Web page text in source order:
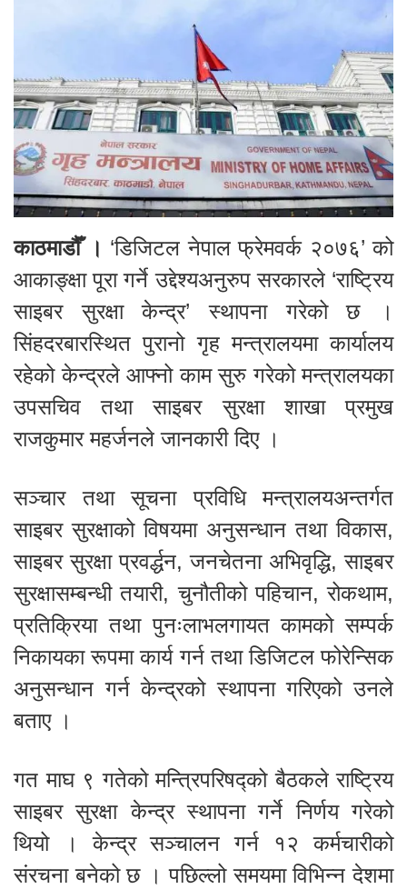
काठमाडौँ । ‘डिजिटल नेपाल फ्रेमवर्क २०७६’ को
आकाङ्क्षा पूरा गर्ने उद्देश्यअनुरुप सरकारले ‘राष्ट्रिय
साइबर सुरक्षा केन्द्र’ स्थापना गरेको छ ।
सिंहदरबारस्थित पुरानो गृह मन्त्रालयमा कार्यालय
रहेको केन्द्रले आफ्नो काम सुरु गरेको मन्त्रालयका
उपसचिव तथा साइबर सुरक्षा शाखा प्रमुख
राजकुमार महर्जनले जानकारी दिए ।
सञ्चार तथा सूचना प्रविधि मन्त्रालयअन्तर्गत
साइबर सुरक्षाको विषयमा अनुसन्धान तथा विकास,
साइबर सुरक्षा प्रवर्द्धन, जनचेतना अभिवृद्धि, साइबर
सुरक्षासम्बन्धी तयारी, चुनौतीको पहिचान, रोकथाम,
प्रतिक्रिया तथा पुनःलाभलगायत कामको सम्पर्क
निकायका रूपमा कार्य गर्न तथा डिजिटल फोरेन्सिक
अनुसन्धान गर्न केन्द्रको स्थापना गरिएको उनले
बताए ।
गत माघ ९ गतेको मन्त्रिपरिषद्को बैठकले राष्ट्रिय
साइबर सुरक्षा केन्द्र स्थापना गर्ने निर्णय गरेको
थियो । केन्द्र सञ्चालन गर्न १२ कर्मचारीको
संरचना बनेको छ । पछिल्लो समयमा विभिन्न देशमा